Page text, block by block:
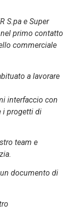
S.pa e Super
primo contatto
commerciale
a lavorare
interfaccio con
i progetti di
team e
documento di